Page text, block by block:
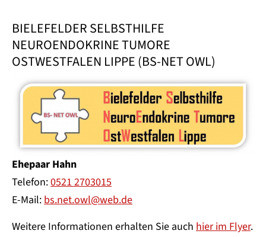
BIELEFELDER SELBSTHILFE
NEUROENDOKRINE TUMORE
OSTWESTFALEN LIPPE (BS-NET OWL)
Ehepaar Hahn
Telefon:0521 2703015
E-Mail:bs.net.owl@web.de
Weitere Informationen erhalten Sie auch hier im Flyer.